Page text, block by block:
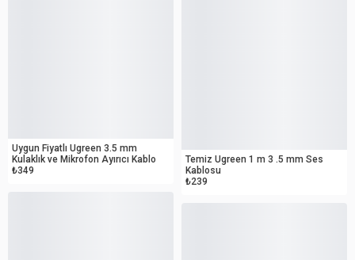
Uygun Fiyatlı Ugreen 3.5 mm
Kulaklık ve Mikrofon Ayırıcı Kablo
₺349
Temiz Ugreen 1 m 3 .5 mm Ses
Kablosu
₺239